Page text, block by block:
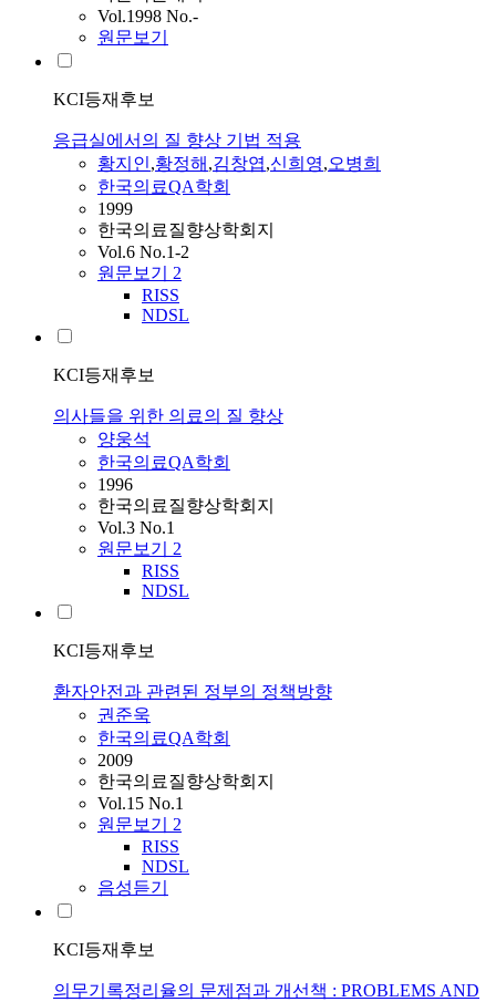
Vol.1998 No.-
원문보기
KCI등재후보
응급실에서의 질 향상 기법 적용
황지인,황정해 ,김창엽,신희영,오병희
한국의료QA학회
1999
한국의료질향상학회지
Vol.6 No.1-2
원문보기 2
RISS
NDSL
KCI등재후보
의사들을 위한 의료의 질 향상
양웅석
한국의료QA학회
1996
한국의료질향상학회지
Vol.3 No.1
원문보기 2
RISS
NDSL
KCI등재후보
환자안전과 관련된 정부의 정책방향
권준욱
한국의료QA학회
2009
한국의료질향상학회지
Vol.15 No.1
원문보기 2
RISS
NDSL
음성듣기
KCI등재후보
의무기록정리율의 문제점과 개선책 : PROBLEMS AND